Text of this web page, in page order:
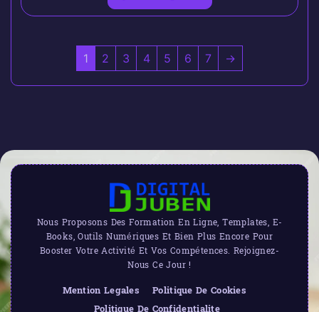
1 2 3 4 5 6 7 →
Nous Proposons Des Formation En Ligne, Templates, E-
Books, Outils Numériques Et Bien Plus Encore Pour
Booster Votre Activité Et Vos Compétences. Rejoignez-
Nous Ce Jour !
Mention Legales
Politique De Cookies